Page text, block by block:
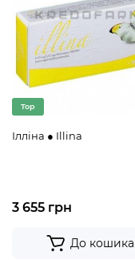
Top
Ілліна ● Illina
3 655 грн
До кошика